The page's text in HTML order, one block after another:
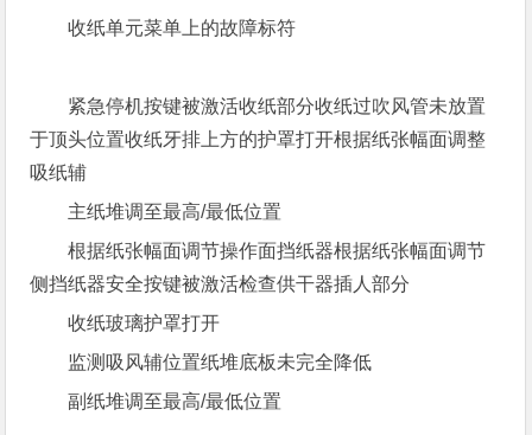
收纸单元菜单上的故障标符
紧急停机按键被激活收纸部分收纸过吹风管未放置
于顶头位置收纸牙排上方的护罩打开根据纸张幅面调整
吸纸辅
主纸堆调至最高/最低位置
根据纸张幅面调节操作面挡纸器根据纸张幅面调节
侧挡纸器安全按键被激活检查供干器插人部分
收纸玻璃护罩打开
监测吸风辅位置纸堆底板未完全降低
副纸堆调至最高/最低位置